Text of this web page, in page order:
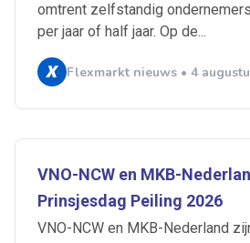
omtrent zelfstandig
per jaar of half jaar. Op de...
Flexmarkt nieuws • 4
VNO-NCW en MKB-
Prinsjesdag Peiling 2026
VNO-NCW en MKB-Nederland
Ontvang vacatures
je mailbox
Alerts ontvangen
Artikelen